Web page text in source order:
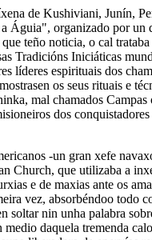
de Kushiviani, Junín,
Águia", organizado por un
teño noticia, o cal
Tradicións Iniciáticas
líderes espirituais dos
os seus rituais e
mal chamados
dos
-un gran xefe
Church, que utilizaba a
e de maxias ante os
vez, absorbéndoo todo
soltar nin unha palabra
medio daquela tremenda